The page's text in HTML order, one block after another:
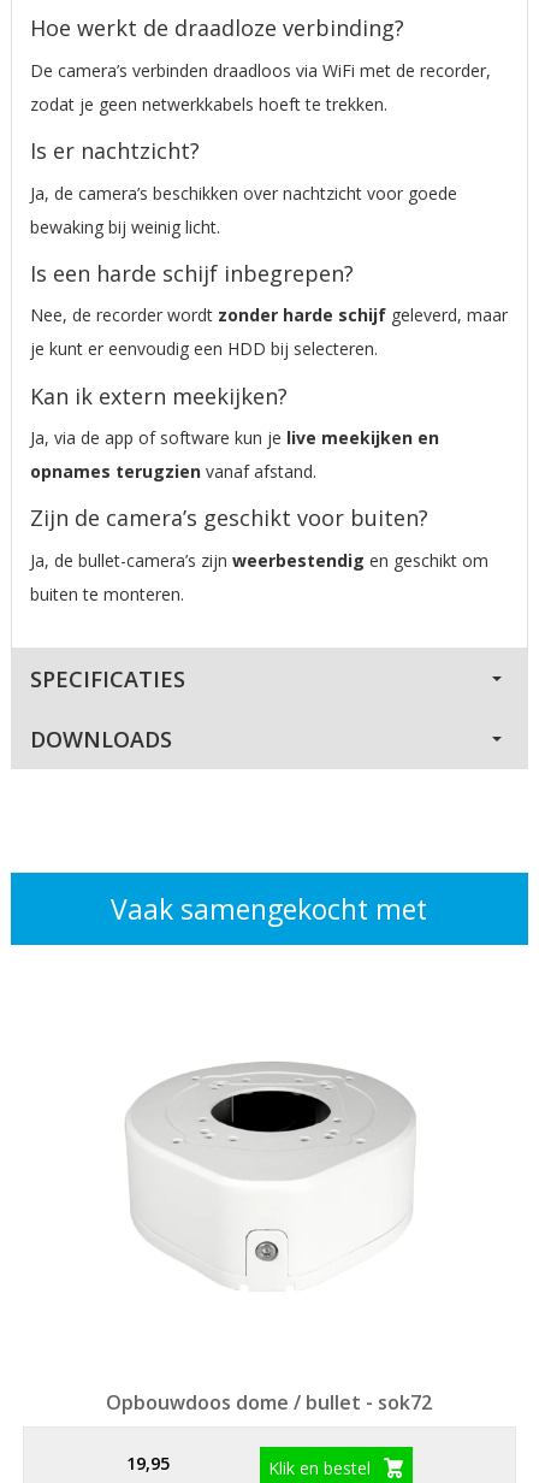
Vaak samengekocht met
Opbouwdoos dome / bullet - sok72
19,95 Klik en bestel
Hoe werkt de draadloze verbinding?
De camera’s verbinden draadloos via WiFi met de recorder,
zodat je geen netwerkkabels hoeft te trekken.
Is er nachtzicht?
Ja, de camera’s beschikken over nachtzicht voor goede
bewaking bij weinig licht.
Is een harde schijf inbegrepen?
Nee, de recorder wordt zonder harde schijfgeleverd, maar
je kunt er eenvoudig een HDD bij selecteren.
Kan ik extern meekijken?
Ja, via de app of software kun je live meekijken en
opnames terugzienvanaf afstand.
Zijn de camera’s geschikt voor buiten?
Ja, de bullet-camera’s zijn weerbestendig en geschikt om
buiten te monteren.
SPECIFICATIES
DOWNLOADS